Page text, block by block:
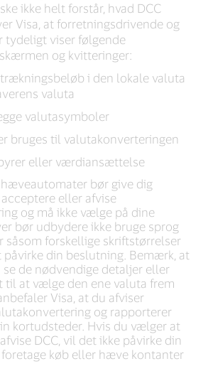
ikke helt forstår, hvad DCC
Visa, at forretningsdrivende og
viser følgende
og kvitteringer:
i den lokale valuta
valuta
valutasymboler
bruges til valutakonverteringen
eller værdiansættelse
bør give dig
eller afvise
og må ikke vælge på dine
bør udbydere ikke bruge sprog
såsom forskellige skriftstørrelser
din beslutning. Bemærk, at
se de nødvendige detaljer eller
til at vælge den ene valuta frem
Visa, at du afviser
og rapporterer
kortudsteder. Hvis du vælger at
DCC, vil det ikke påvirke din
køb eller hæve kontanter